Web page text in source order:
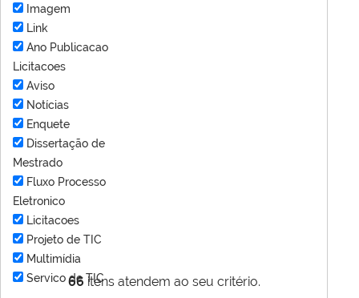
66 itens atendem ao seu critério.
Imagem
Link
Ano Publicacao
Licitacoes
Aviso
Notícias
Enquete
Dissertação de
Mestrado
Fluxo Processo
Eletronico
Licitacoes
Projeto de TIC
Multimídia
Servico de TIC